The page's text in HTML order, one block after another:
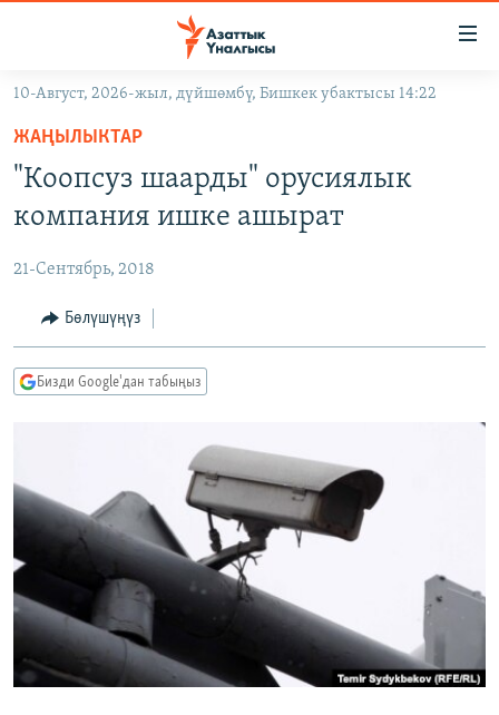
Навигацияга
өтүңүз
Издөөгө
салыңыз
КЫРГЫЗСТАН
КЫРГЫЗСТАН
ЭКОНОМИКА
МАДАНИЯТ
БОРБОР АЗИЯ
АТАЙЫН ИЛИКТӨӨ
ТВ ПРОГРАММАЛАР
ЭКСПЕРТТЕР ТАЛДАЙТ
ЭЖЕ-СИҢДИЛЕР
ЫҢГАЙСЫЗ СУРООЛОР
ӨЗГӨЧӨ ПИКИР
ОНЛАЙН ШЕРИНЕ
ЭЕ/АРнун бардык сайттары
10-Август, 2026-жыл, дүйшөмбү, Бишкек убактысы 14:22
ЖАҢЫЛЫКТАР
"Коопсуз шаарды" орусиялык
компания ишке ашырат
21-Сентябрь, 2018
Бөлүшүңүз
Бизди Google'дан табыңыз